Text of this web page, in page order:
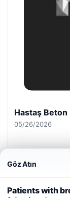
Prenses Night
04/29/2026
kullanıyoruz.
Göz Atın
Patients with